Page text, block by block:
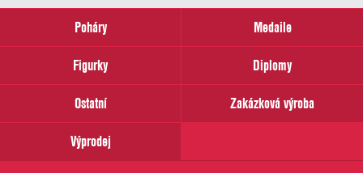
email
Poháry
Medaile
Figurky
Diplomy
Ostatní
Zakázková výroba
Výprodej